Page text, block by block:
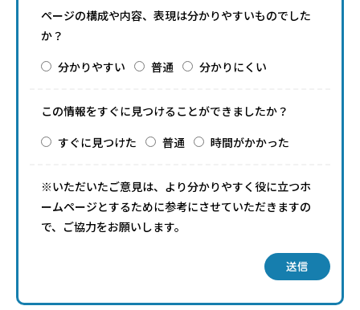
ページの構成や内容、表現は分かりやすいものでした
か？
分かりやすい
普通 分かりにくい
この情報をすぐに見つけることができましたか？
すぐに見つけた
普通 時間がかかった
※いただいたご意見は、より分かりやすく役に立つホ
ームページとするために参考にさせていただきますの
で、ご協力をお願いします。
送信